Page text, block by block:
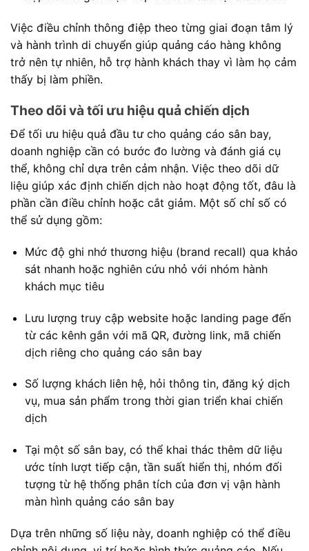
Việc điều chỉnh thông điệp theo từng giai đoạn tâm lý
và hành trình di chuyển giúp quảng cáo hàng không
trở nên tự nhiên, hỗ trợ hành khách thay vì làm họ cảm
thấy bị làm phiền.
Theo dõi và tối ưu hiệu quả chiến dịch
Để tối ưu hiệu quả đầu tư cho quảng cáo sân bay,
doanh nghiệp cần có bước đo lường và đánh giá cụ
thể, không chỉ dựa trên cảm nhận. Việc theo dõi dữ
liệu giúp xác định chiến dịch nào hoạt động tốt, đâu là
phần cần điều chỉnh hoặc cắt giảm. Một số chỉ số có
thể sử dụng gồm:
Mức độ ghi nhớ thương hiệu (brand recall) qua khảo
sát nhanh hoặc nghiên cứu nhỏ với nhóm hành
khách mục tiêu
Lưu lượng truy cập website hoặc landing page đến
từ các kênh gắn với mã QR, đường link, mã chiến
dịch riêng cho quảng cáo sân bay
Số lượng khách liên hệ, hỏi thông tin, đăng ký dịch
vụ, mua sản phẩm trong thời gian triển khai chiến
dịch
Tại một số sân bay, có thể khai thác thêm dữ liệu
ước tính lượt tiếp cận, tần suất hiển thị, nhóm đối
tượng từ hệ thống phân tích của đơn vị vận hành
màn hình quảng cáo sân bay
Dựa trên những số liệu này, doanh nghiệp có thể điều